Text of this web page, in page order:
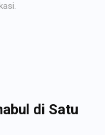
di Satu